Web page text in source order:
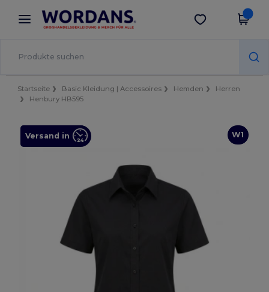
× Wordans App
Bessere Preise in der App!
App holen
Startseite Basic Kleidung | Accessoires Hemden
Herren
Henbury HB595
W1
Versand in